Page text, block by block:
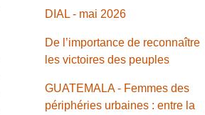
DIAL - mai 2026
De l’importance de reconnaître
les victoires des peuples
GUATEMALA - Femmes des
périphéries urbaines : entre la